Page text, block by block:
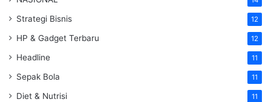
Strategi Bisnis 12
HP & Gadget Terbaru 12
Headline 11
Sepak Bola 11
Diet & Nutrisi 11